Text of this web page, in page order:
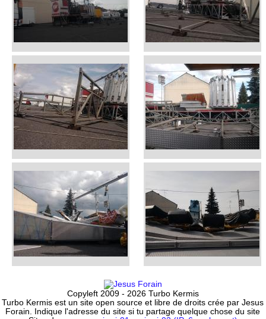
Copyleft 2009 - 2026 Turbo Kermis
Turbo Kermis est un site open source et libre de droits crée par Jesus
Forain. Indique l'adresse du site si tu partage quelque chose du site